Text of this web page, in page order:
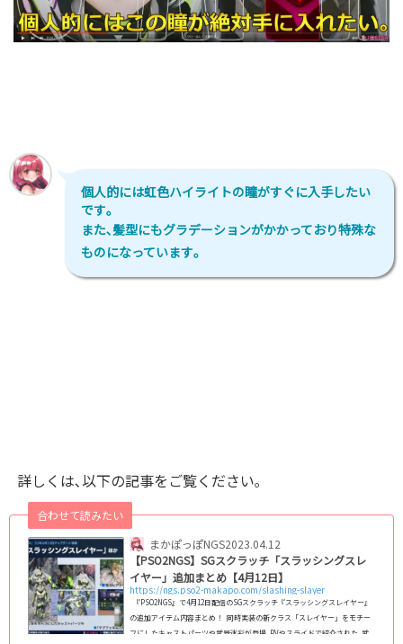
個人的には虹色ハイライトの瞳がすぐに入手したい
です｡
また､髪型にもグラデーションがかかっており特殊な
ものになっています｡
詳しくは､以下の記事をご覧ください｡
まかぽっぽNGS
合わせて読みたい
2023.04.12
【PSO2NGS】SGスクラッチ「スラッシングスレ
イヤー」追加まとめ【4月12日】
https://ngs.pso2-makapo.com/slashing-slayer
『PSO2NGS』で4月12日配信のSGスクラッチ『スラッシングスレイヤー』
の追加アイテム内容まとめ！ 同時実装の新クラス「スレイヤー」をモチー
フにしたキャストパーツや武器迷彩が登場｡PVやスライドで紹介された､武